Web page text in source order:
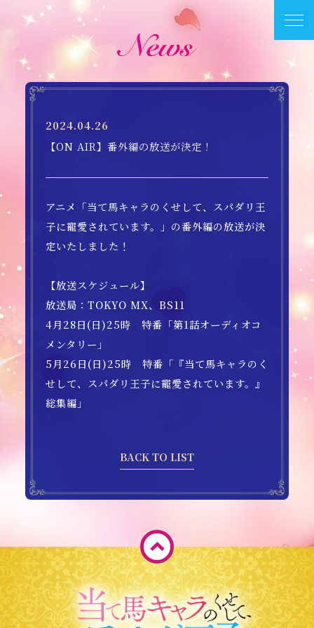
2024.04.26
【ON AIR】番外編の放送が決定！
アニメ「当て馬キャラのくせして、スパダリ王
子に寵愛されています。」の番外編の放送が決
定いたしました！
【放送スケジュール】
放送局：TOKYO MX、BS11
4月28日(日)25時 特番「第1話オーディオコ
メンタリー」
5月26日(日)25時 特番「『当て馬キャラのく
せして、スパダリ王子に寵愛されています。』
総集編」
BACK TO LIST
ペ
ー
ジ
T